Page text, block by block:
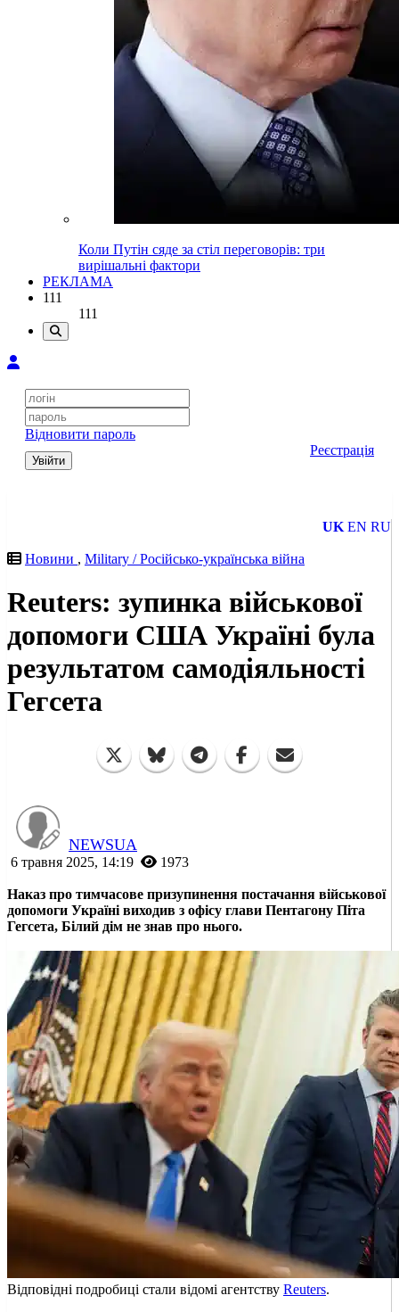
Коли Путін сяде за стіл переговорів: три
вирішальні фактори
РЕКЛАМА
111
111
Відновити пароль
Увійти
Реєстрація
UK EN RU
Новини , Military / Російсько-українська війна
Reuters: зупинка військової
допомоги США Україні була
результатом самодіяльності
Гегсета
NEWSUA
6 травня 2025, 14:19 1973
Наказ про тимчасове призупинення постачання військової
допомоги Україні виходив з офісу глави Пентагону Піта
Гегсета, Білий дім не знав про нього.
Відповідні подробиці стали відомі агентству Reuters.